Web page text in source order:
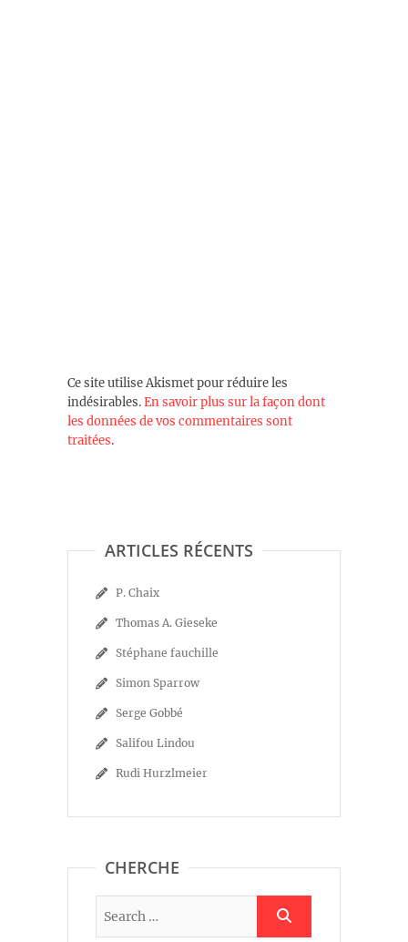
Ce site utilise Akismet pour réduire les
indésirables.En savoir plus sur la façon dont
les données de vos commentaires sont
traitées.
ARTICLES RÉCENTS
P. Chaix
Thomas A. Gieseke
Stéphane fauchille
Simon Sparrow
Serge Gobbé
Salifou Lindou
Rudi Hurzlmeier
CHERCHE